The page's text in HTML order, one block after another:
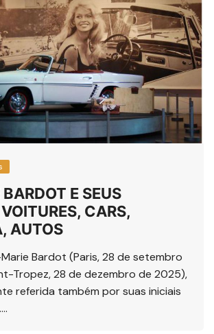
E SEUS
CARS,
AUTOS
Bardot (Paris, 28 de setembro
Tropez, 28 de dezembro de 2025),
referida também por suas iniciais